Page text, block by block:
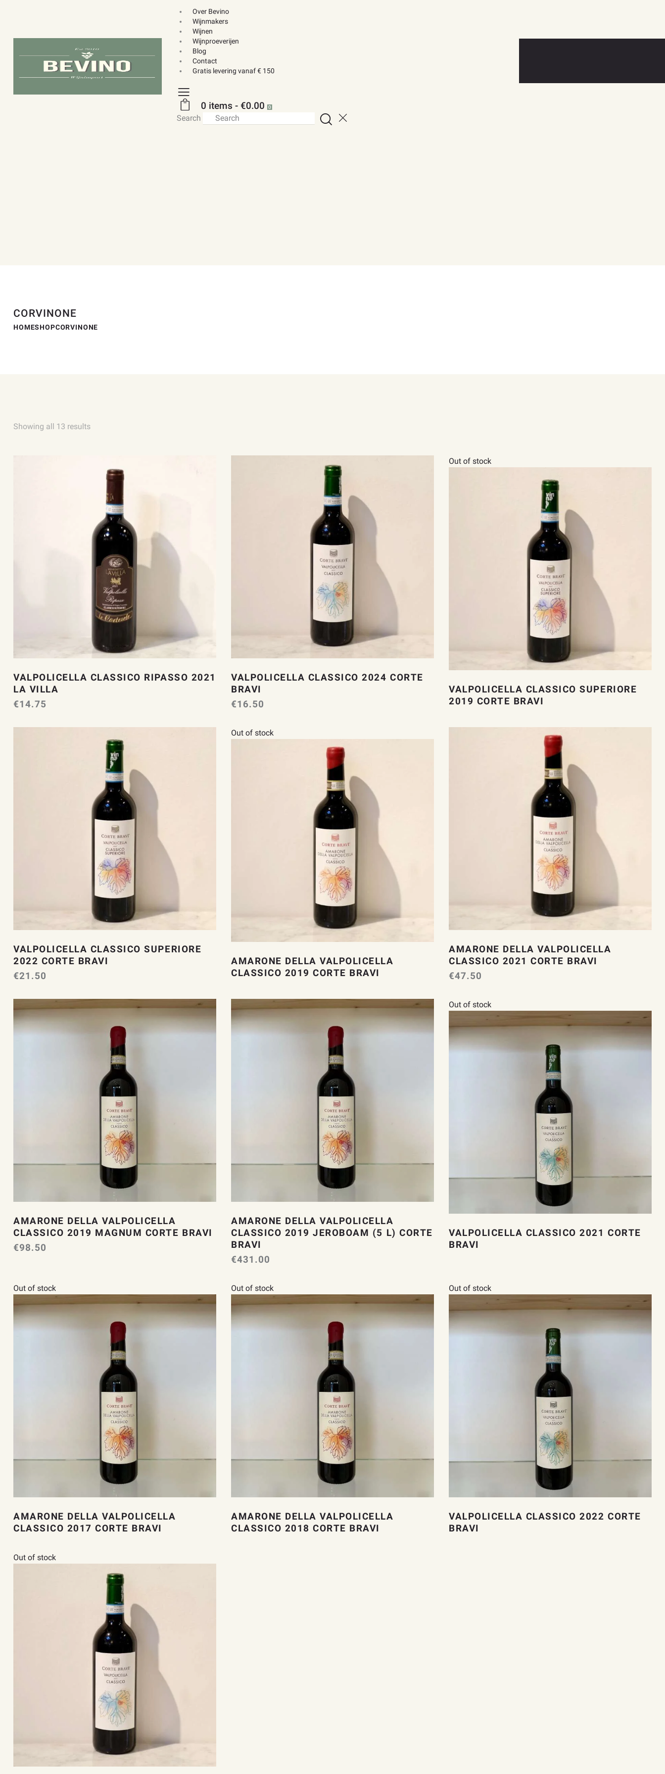
Over Bevino
Wijnmakers
Wijnen
Wijnproeverijen
Blog
Contact
Gratis levering vanaf € 150
0 items - €0.00 0
Search
CORVINONE
HOMESHOPCORVINONE
Showing all 13 results
VALPOLICELLA CLASSICO RIPASSO 2021
LA VILLA
€14.75
VALPOLICELLA CLASSICO 2024 CORTE
BRAVI
€16.50
Out of stock
VALPOLICELLA CLASSICO SUPERIORE
2019 CORTE BRAVI
VALPOLICELLA CLASSICO SUPERIORE
2022 CORTE BRAVI
€21.50
Out of stock
AMARONE DELLA VALPOLICELLA
CLASSICO 2019 CORTE BRAVI
AMARONE DELLA VALPOLICELLA
CLASSICO 2021 CORTE BRAVI
€47.50
AMARONE DELLA VALPOLICELLA
CLASSICO 2019 MAGNUM CORTE BRAVI
€98.50
AMARONE DELLA VALPOLICELLA
CLASSICO 2019 JEROBOAM (5 L) CORTE
BRAVI
€431.00
Out of stock
VALPOLICELLA CLASSICO 2021 CORTE
BRAVI
Out of stock
AMARONE DELLA VALPOLICELLA
CLASSICO 2017 CORTE BRAVI
Out of stock
AMARONE DELLA VALPOLICELLA
CLASSICO 2018 CORTE BRAVI
Out of stock
VALPOLICELLA CLASSICO 2022 CORTE
BRAVI
Out of stock